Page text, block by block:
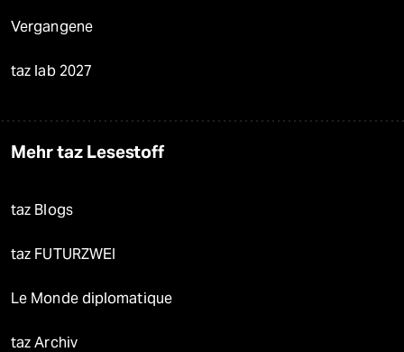
Vergangene
taz lab 2027
Mehr taz Lesestoff
taz Blogs
taz FUTURZWEI
Le Monde diplomatique
taz Archiv